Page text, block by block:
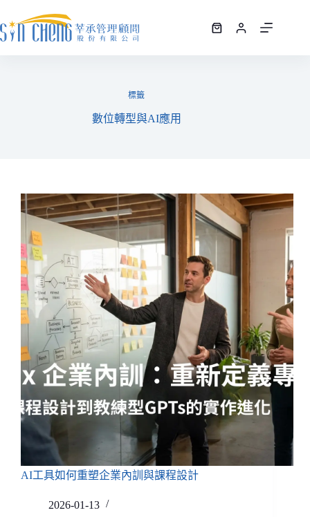
標籤
數位轉型與AI應用
AI工具如何重塑企業內訓與課程設計
2026-01-13